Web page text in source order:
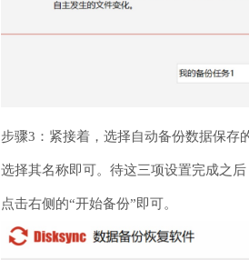
步骤3：紧接着，选择自动备份数据保存
选择其名称即可。待这三项设置完成之
点击右侧的“开始备份”即可。